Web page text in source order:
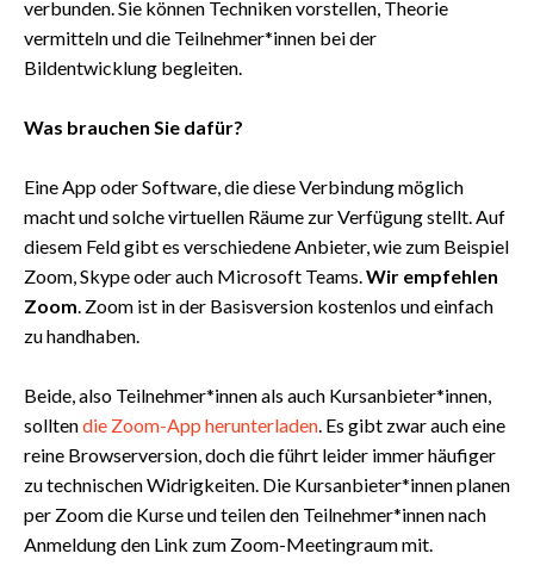
verbunden. Sie können Techniken vorstellen, Theorie
vermitteln und die Teilnehmer*innen bei der
Bildentwicklung begleiten.
Was brauchen Sie dafür?
Eine App oder Software, die diese Verbindung möglich
macht und solche virtuellen Räume zur Verfügung stellt. Auf
diesem Feld gibt es verschiedene Anbieter, wie zum Beispiel
Zoom, Skype oder auch Microsoft Teams.Wir empfehlen
Zoom. Zoom ist in der Basisversion kostenlos und einfach
zu handhaben.
Beide, also Teilnehmer*innen als auch Kursanbieter*innen,
solltendie Zoom-App herunterladen. Es gibt zwar auch eine
reine Browserversion, doch die führt leider immer häufiger
zu technischen Widrigkeiten. Die Kursanbieter*innen planen
per Zoom die Kurse und teilen den Teilnehmer*innen nach
Anmeldung den Link zum Zoom-Meetingraum mit.